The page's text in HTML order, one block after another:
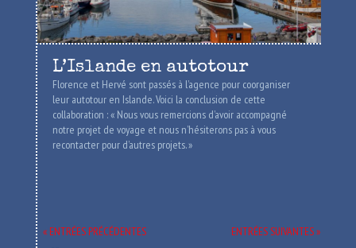
L’Islande en autotour
Florence et Hervé sont passés à l’agence pour coorganiser
leur autotour en Islande. Voici la conclusion de cette
collaboration : « Nous vous remercions d’avoir accompagné
notre projet de voyage et nous n’hésiterons pas à vous
recontacter pour d’autres projets. »
« ENTRÉES PRÉCÉDENTES ENTRÉES SUIVANTES »